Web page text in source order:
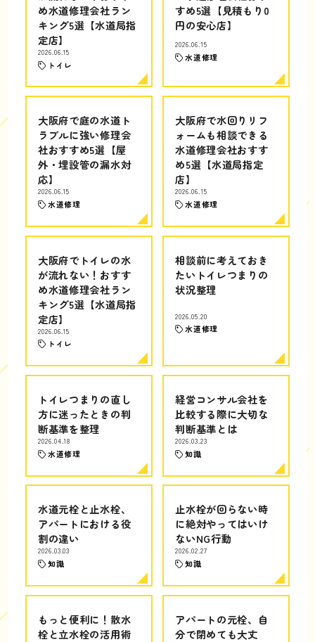
め水道修理会社ラン
キング5選【水道局指
定店】
2026.06.15
トイレ
すめ5選【見積もり0
円の安心店】
2026.06.15
水道修理
大阪府で庭の水道ト
ラブルに強い修理会
社おすすめ5選【屋
外・埋設管の漏水対
応】
2026.06.15
水道修理
大阪府で水回りリフ
ォームも相談できる
水道修理会社おすす
め5選【水道局指定
店】
2026.06.15
水道修理
大阪府でトイレの水
が流れない！おすす
め水道修理会社ラン
キング5選【水道局指
定店】
2026.06.15
トイレ
相談前に考えておき
たいトイレつまりの
状況整理
2026.05.20
水道修理
トイレつまりの直し
方に迷ったときの判
断基準を整理
2026.04.18
水道修理
経営コンサル会社を
比較する際に大切な
判断基準とは
2026.03.23
知識
水道元栓と止水栓、
アパートにおける役
割の違い
2026.03.03
知識
止水栓が回らない時
に絶対やってはいけ
ないNG行動
2026.02.27
知識
もっと便利に！散水
栓と立水栓の活用術
アパートの元栓、自
分で閉めても大丈